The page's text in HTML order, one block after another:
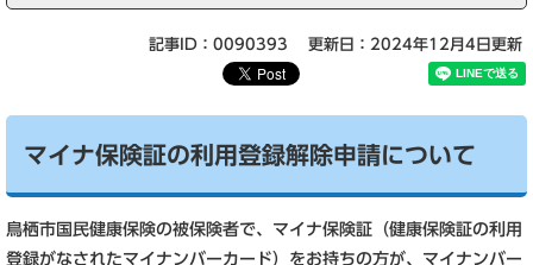
記事ID：0090393 更新日：2024年12月4日更新
マイナ保険証の利用登録解除申請について
鳥栖市国民健康保険の被保険者で、マイナ保険証（健康保険証の利用
登録がなされたマイナンバーカード）をお持ちの方が、マイナンバー